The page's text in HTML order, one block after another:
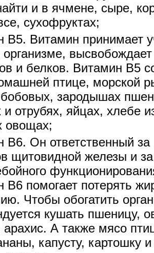
и в ячмене, сыре,
сухофруктах;
В5. Витамин принимает
и белков. Витамин В5
птице, морской
бобовых, зародышах
и отрубях, яйцах, хлебе
овощах;
В6. Он ответственный
щитовидной железы и
В6 помогает потерять
Чтобы обогатить
кушать пшеницу,
А также мясо
капусту, картошку